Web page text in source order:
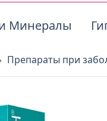
Минералы
Препараты при